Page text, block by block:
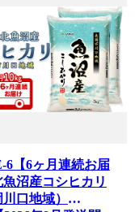
6【6ヶ月連続お届
魚沼産コシヒカリ
川口地域）